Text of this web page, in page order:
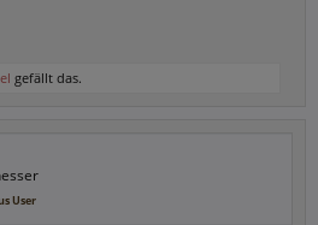
gefällt das.
User